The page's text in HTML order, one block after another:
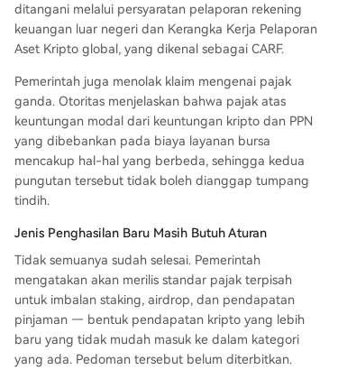
ditangani melalui persyaratan pelaporan rekening
keuangan luar negeri dan Kerangka Kerja Pelaporan
Aset Kripto global, yang dikenal sebagai CARF.
Pemerintah juga menolak klaim mengenai pajak
ganda. Otoritas menjelaskan bahwa pajak atas
keuntungan modal dari keuntungan kripto dan PPN
yang dibebankan pada biaya layanan bursa
mencakup hal-hal yang berbeda, sehingga kedua
pungutan tersebut tidak boleh dianggap tumpang
tindih.
Jenis Penghasilan Baru Masih Butuh Aturan
Tidak semuanya sudah selesai. Pemerintah
mengatakan akan merilis standar pajak terpisah
untuk imbalan staking, airdrop, dan pendapatan
pinjaman — bentuk pendapatan kripto yang lebih
baru yang tidak mudah masuk ke dalam kategori
yang ada. Pedoman tersebut belum diterbitkan.